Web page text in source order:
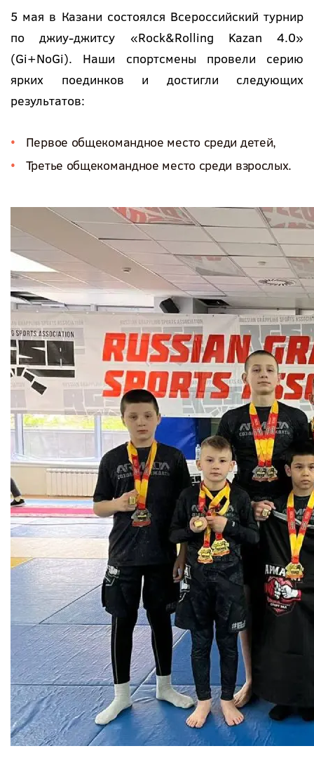
5 мая в Казани состоялся Всероссийский турнир
по джиу-джитсу «Rock&Rolling Kazan 4.0»
(Gi+NoGi). Наши спортсмены провели серию
ярких поединков и достигли следующих
результатов:
Первое общекомандное место среди детей,
Третье общекомандное место среди взрослых.